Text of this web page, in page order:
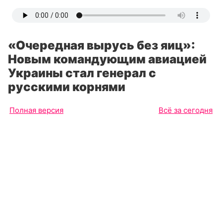
«Очередная вырусь без яиц»:
Новым командующим авиацией
Украины стал генерал с
русскими корнями
Полная версия Всё за сегодня